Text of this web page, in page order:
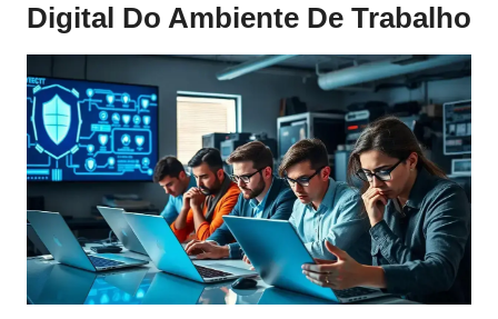
Digital Do Ambiente De Trabalho